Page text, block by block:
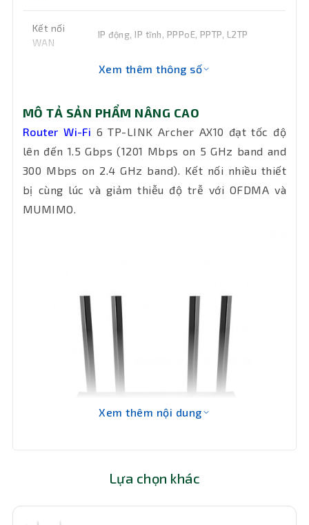
Kết nối
WAN
IP động, IP tĩnh, PPPoE, PPTP, L2TP
WPS/Wi-Fi, Power On/Off, LED On/Off,
mạng
IPv4 / IPv6
Bảo mật
Airtime Fairness, OneMesh, EasyMesh
Ứng dụng Tether, Trang Web, Lọc URL,
Kiểm soát thời gian, Tường lửa SPI, Kiểm
soát truy cập, Liên kết IP & MAC, Cổng
lưu trữ
Xem thêm thông số
MÔ TẢ SẢN PHẨM NÂNG CAO
Router Wi-Fi 6 TP-LINK Archer AX10 đạt tốc độ
lên đến 1.5 Gbps (1201 Mbps on 5 GHz band and
300 Mbps on 2.4 GHz band). Kết nối nhiều thiết
bị cùng lúc và giảm thiễu độ trễ với OFDMA và
MUMIMO.
Xem thêm nội dung
Lựa chọn khác